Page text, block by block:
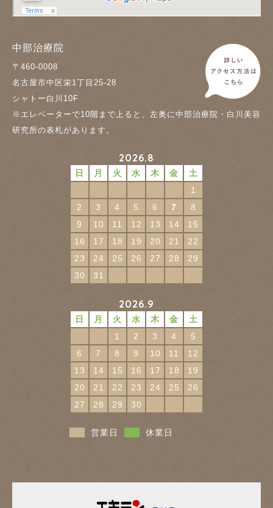
中部治療院
〒460-0008
名古屋市中区栄1丁目25-28
シャトー白川10F
※エレベーターで10階まで上ると、左奥に中部治療院・白川美容
研究所の表札があります。
2026.8
日 月 火 水 木 金
土
1
2
3 4 5 6 7
8
9
10 11 12 13 14
15
16
17 18 19 20 21
22
23
24 25 26 27 28
29
30
31
2026.9
日 月 火 水 木 金
土
1
2 3 4
5
6
7 8 9 10 11
12
13
14 15 16 17 18
19
20
21 22 23 24 25
26
27
28 29 30
営業日 休業日